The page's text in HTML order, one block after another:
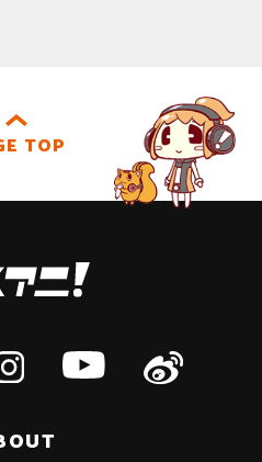
TOP